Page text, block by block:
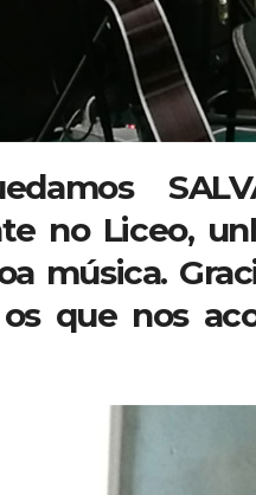
no Liceo,
música.
que nos